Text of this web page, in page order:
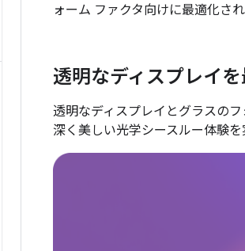
ォーム ファクタ向けに最適化さ
透明なディスプレイ
透明なディスプレイとグラスの
深く美しい光学シースルー体験を